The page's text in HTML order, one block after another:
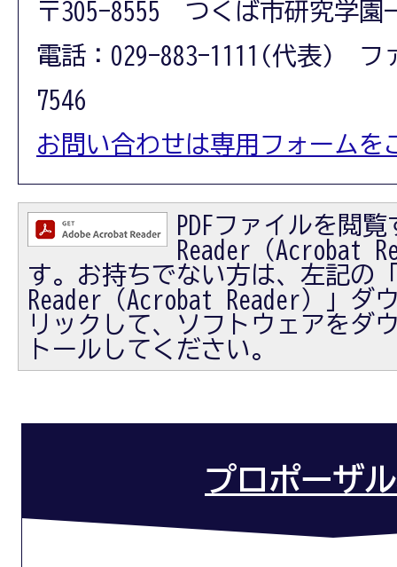
〒305-8555 つくば市研究学園
電話：029-883-1111(代表) フ
7546
お問い合わせは専用フォームを
PDFファイルを閲
Reader（Acrobat
す。お持ちでない方は、左記の
Reader（Acrobat Reader）」ダ
リックして、ソフトウェアをダ
トールしてください。
プロポーザ